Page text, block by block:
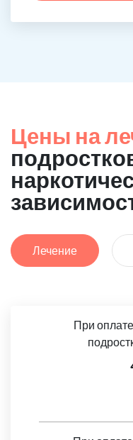
Цены на
Лечение
При